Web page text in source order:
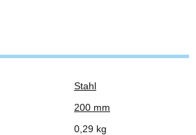
Stahl
200 mm
0,29 kg